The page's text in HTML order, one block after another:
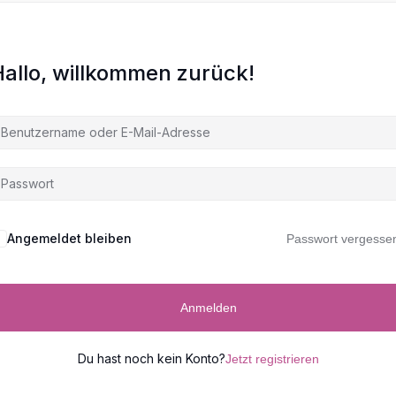
willkommen zurück!
Angemeldet bleiben Passwort
Anmelden
Du hast noch kein Konto?Jetzt registrieren